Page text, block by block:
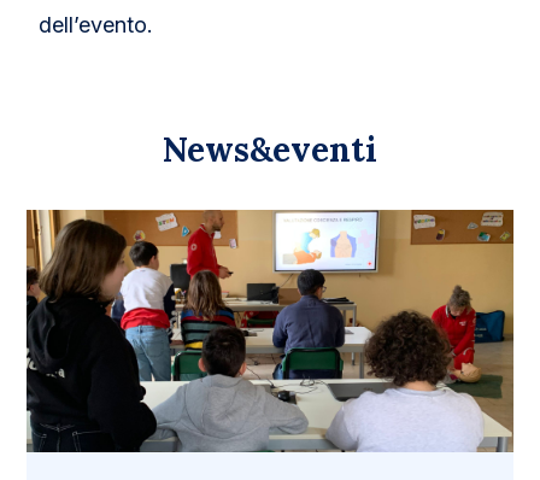
dell’evento.
News&eventi